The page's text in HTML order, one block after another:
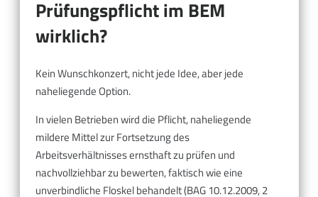
Prüfungspflicht im BEM
wirklich?
Kein Wunschkonzert, nicht jede Idee, aber jede
naheliegende Option.
In vielen Betrieben wird die Pflicht, naheliegende
mildere Mittel zur Fortsetzung des
Arbeitsverhältnisses ernsthaft zu prüfen und
nachvollziehbar zu bewerten, faktisch wie eine
unverbindliche Floskel behandelt (BAG 10.12.2009, 2